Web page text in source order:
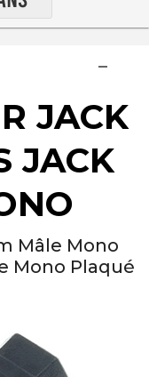
JACK
JACK
Mâle Mono
Mono Plaqué